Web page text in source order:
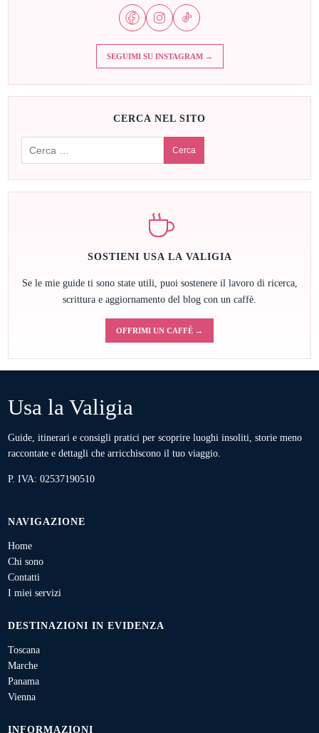
SEGUIMI SU INSTAGRAM →
CERCA NEL SITO
SOSTIENI USA LA VALIGIA
Se le mie guide ti sono state utili, puoi sostenere il lavoro di ricerca,
scrittura e aggiornamento del blog con un caffè.
OFFRIMI UN CAFFÈ →
Usa la Valigia
Guide, itinerari e consigli pratici per scoprire luoghi insoliti, storie meno
raccontate e dettagli che arricchiscono il tuo viaggio.
P. IVA: 02537190510
NAVIGAZIONE
Home
Chi sono
Contatti
I miei servizi
DESTINAZIONI IN EVIDENZA
Toscana
Marche
Panama
Vienna
INFORMAZIONI